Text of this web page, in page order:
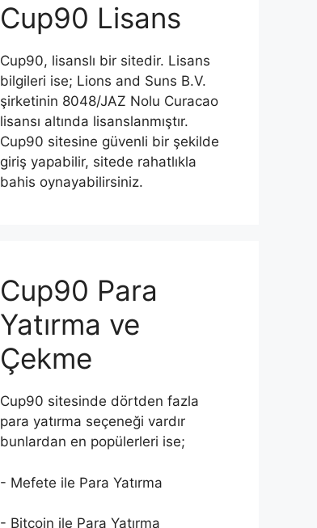
Cup90 Lisans
Cup90, lisanslı bir sitedir. Lisans
bilgileri ise; Lions and Suns B.V.
şirketinin 8048/JAZ Nolu Curacao
lisansı altında lisanslanmıştır.
Cup90 sitesine güvenli bir şekilde
giriş yapabilir, sitede rahatlıkla
bahis oynayabilirsiniz.
Cup90 Para
Yatırma ve
Çekme
Cup90 sitesinde dörtden fazla
para yatırma seçeneği vardır
bunlardan en popülerleri ise;
- Mefete ile Para Yatırma
- Bitcoin ile Para Yatırma